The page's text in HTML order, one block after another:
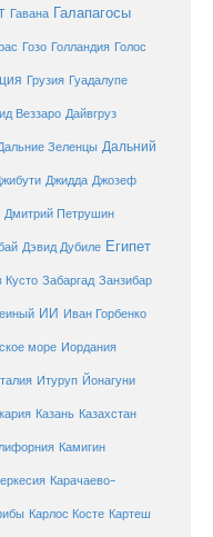
Гавана Галапагосы
Гозо Голландия Голос
Грузия Гуадалупе
Веззаро Дайвгруз
Зеленцы Дальний
Джидда Джозеф
Дмитрий Петрушин
Дэвид Дубиле Египет
Забаргад Занзибар
ИИ Иван Горбенко
море Иордания
Итуруп Йонагуни
Казань Казахстан
Камигин
Карачаево-
Карлос Косте Картеш